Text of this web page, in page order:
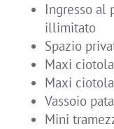
Ingresso al
illimitato
Spazio
Maxi
Maxi
Vassoio
Mini